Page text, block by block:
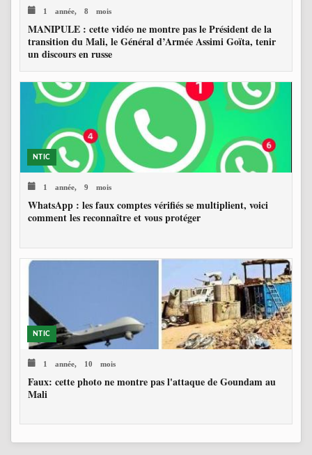
1 année, 8 mois
MANIPULE : cette vidéo ne montre pas le Président de la
transition du Mali, le Général d’Armée Assimi Goïta, tenir
un discours en russe
NTIC
1 année, 9 mois
WhatsApp : les faux comptes vérifiés se multiplient, voici
comment les reconnaître et vous protéger
NTIC
1 année, 10 mois
Faux: cette photo ne montre pas l'attaque de Goundam au
Mali